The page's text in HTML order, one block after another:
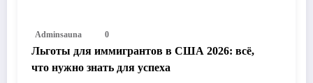
Adminsauna 0
Льготы для иммигрантов в США 2026: всё,
что нужно знать для успеха